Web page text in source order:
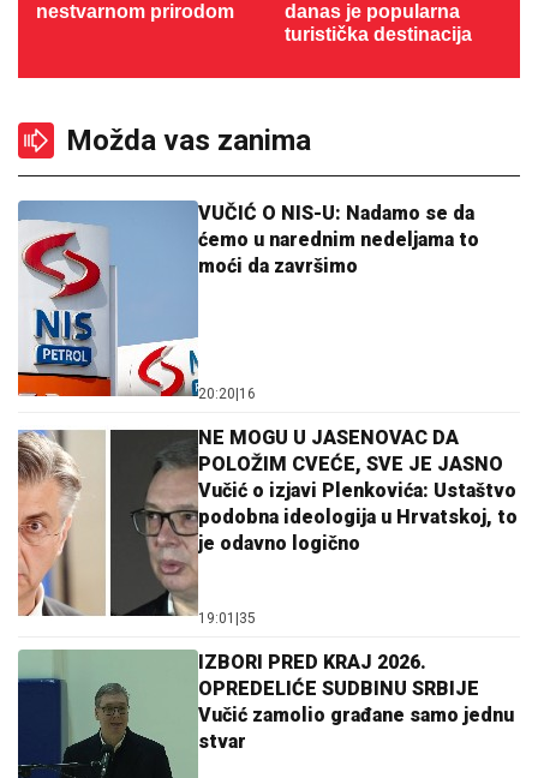
nestvarnom prirodom
danas je popularna
turistička destinacija
Možda vas zanima
VUČIĆ O NIS-U: Nadamo se da
ćemo u narednim nedeljama to
moći da završimo
20:20 16
NE MOGU U JASENOVAC DA
POLOŽIM CVEĆE, SVE JE JASNO
Vučić o izjavi Plenkovića: Ustaštvo
podobna ideologija u Hrvatskoj, to
je odavno logično
19:01 35
IZBORI PRED KRAJ 2026.
OPREDELIĆE SUDBINU SRBIJE
Vučić zamolio građane samo jednu
stvar